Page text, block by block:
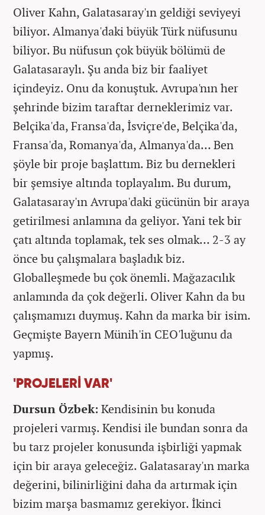
Oliver Kahn, Galatasaray'ın geldiği seviyeyi
biliyor. Almanya'daki büyük Türk nüfusunu
biliyor. Bu nüfusun çok büyük bölümü de
Galatasaraylı. Şu anda biz bir faaliyet
içindeyiz. Onu da konuştuk. Avrupa'nın her
şehrinde bizim taraftar derneklerimiz var.
Belçika'da, Fransa'da, İsviçre'de, Belçika'da,
Fransa'da, Romanya'da, Almanya'da… Ben
şöyle bir proje başlattım. Biz bu dernekleri
bir şemsiye altında toplayalım. Bu durum,
Galatasaray'ın Avrupa'daki gücünün bir araya
getirilmesi anlamına da geliyor. Yani tek bir
çatı altında toplamak, tek ses olmak… 2-3 ay
önce bu çalışmalara başladık biz.
Globalleşmede bu çok önemli. Mağazacılık
anlamında da çok değerli. Oliver Kahn da bu
çalışmamızı duymuş. Kahn da marka bir isim.
Geçmişte Bayern Münih'in CEO'luğunu da
yapmış.
'PROJELERİ VAR'
Dursun Özbek: Kendisinin bu konuda
projeleri varmış. Kendisi ile bundan sonra da
bu tarz projeler konusunda işbirliği yapmak
için bir araya geleceğiz. Galatasaray'ın marka
değerini, bilinirliğini daha da artırmak için
bizim marşa basmamız gerekiyor. İkinci